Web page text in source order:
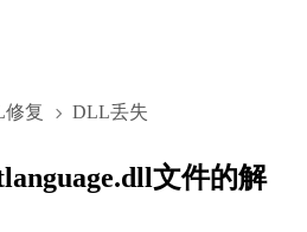
复 DLL丢失
文件的解